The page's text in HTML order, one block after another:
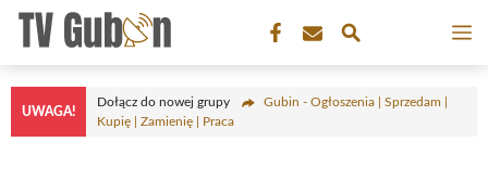
Przejdź
treści
UWAGA!
Dołącz do nowej grupy
Gubin - Ogłoszenia | Sprzedam |
Kupię | Zamienię | Praca